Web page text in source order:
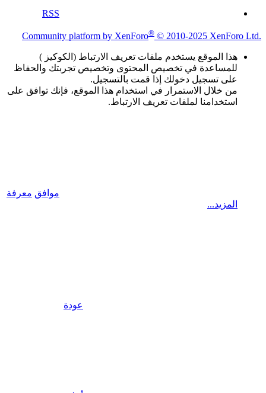
RSS
Community platform by XenForo® © 2010-2025 XenForo Ltd.
هذا الموقع يستخدم ملفات تعريف الارتباط (الكوكيز )
للمساعدة في تخصيص المحتوى وتخصيص تجربتك والحفاظ
على تسجيل دخولك إذا قمت بالتسجيل.
من خلال الاستمرار في استخدام هذا الموقع، فإنك توافق على
استخدامنا لملفات تعريف الارتباط.
موافق معرفة
المزيد...
عودة